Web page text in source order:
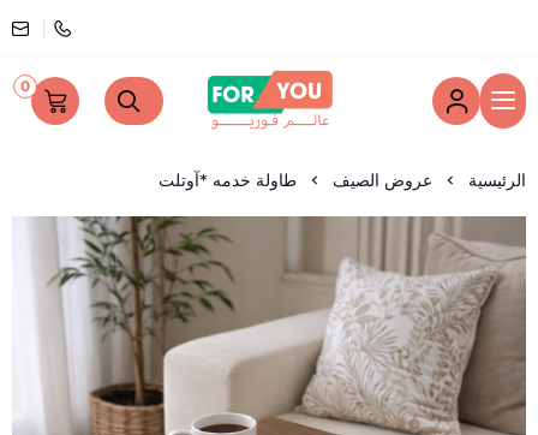
عالم فوريو
0
الرئيسية عروض الصيف طاولة خدمه *آوتلت